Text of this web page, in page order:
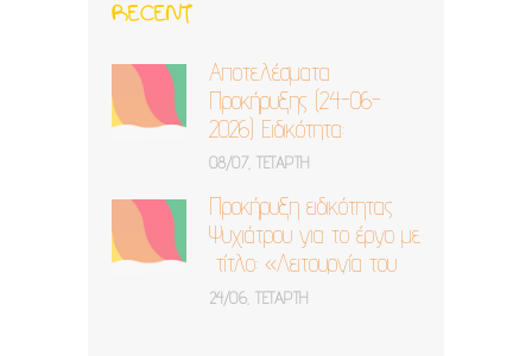
RECENT
Αποτελέσματα
Προκήρυξης (24-06-
2026) Ειδικότητα:
Ψυχίατρος
08/07, ΤΕΤΆΡΤΗ
Προκήρυξη ειδικότητας
Ψυχιάτρου για το έργο με
τίτλο: «Λειτουργία του
ΚΔΗΦ ΓΑΪΤΑΝΑΚΙ στη
24/06, ΤΕΤΆΡΤΗ